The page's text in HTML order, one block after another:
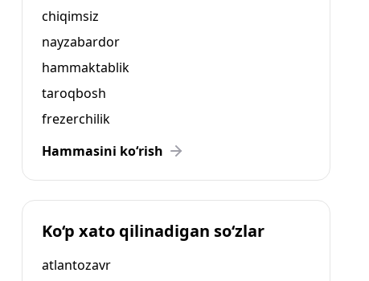
chiqimsiz
nayzabardor
hammaktablik
taroqbosh
frezerchilik
Hammasini ko‘rish
Ko‘p xato qilinadigan so‘zlar
atlantozavr